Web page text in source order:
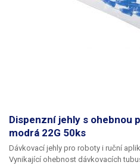
Dispenzní jehly s ohebnou
modrá 22G 50ks
Dávkovací jehly pro roboty i ruční
Vynikající ohebnost dávkovacích